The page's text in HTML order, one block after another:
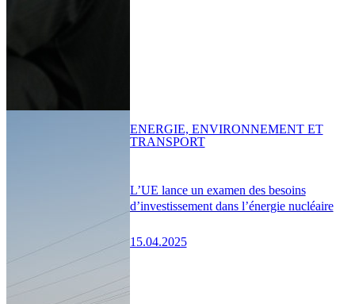
L’UE lance un examen des besoins
d’investissement dans l’énergie nucléaire
15.04.2025
ENERGIE, ENVIRONNEMENT ET
TRANSPORT